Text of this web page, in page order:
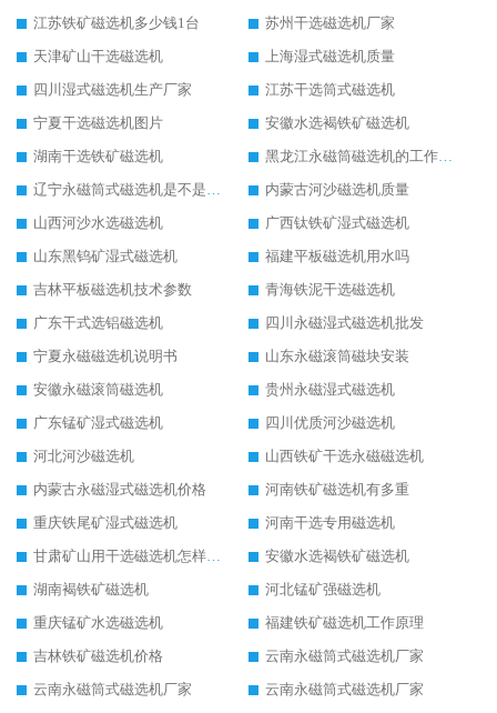
江苏铁矿磁选机多少钱1台
苏州干选磁选机厂家
天津矿山干选磁选机
上海湿式磁选机质量
四川湿式磁选机生产厂家
江苏干选筒式磁选机
宁夏干选磁选机图片
安徽水选褐铁矿磁选机
湖南干选铁矿磁选机
黑龙江永磁筒磁选机的工作原理
辽宁永磁筒式磁选机是不是强磁
内蒙古河沙磁选机质量
山西河沙水选磁选机
广西钛铁矿湿式磁选机
山东黑钨矿湿式磁选机
福建平板磁选机用水吗
吉林平板磁选机技术参数
青海铁泥干选磁选机
广东干式选铝磁选机
四川永磁湿式磁选机批发
宁夏永磁磁选机说明书
山东永磁滚筒磁块安装
安徽永磁滚筒磁选机
贵州永磁湿式磁选机
广东锰矿湿式磁选机
四川优质河沙磁选机
河北河沙磁选机
山西铁矿干选永磁磁选机
内蒙古永磁湿式磁选机价格
河南铁矿磁选机有多重
重庆铁尾矿湿式磁选机
河南干选专用磁选机
甘肃矿山用干选磁选机怎样调磁
安徽水选褐铁矿磁选机
湖南褐铁矿磁选机
河北锰矿强磁选机
重庆锰矿水选磁选机
福建铁矿磁选机工作原理
吉林铁矿磁选机价格
云南永磁筒式磁选机厂家
云南永磁筒式磁选机厂家
云南永磁筒式磁选机厂家